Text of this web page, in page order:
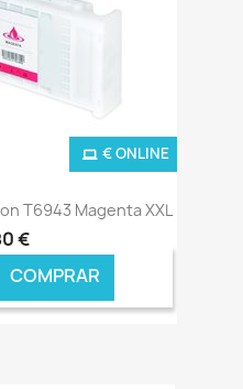
T6943 Magenta XXL
€
COMPRAR
€ ONLINE